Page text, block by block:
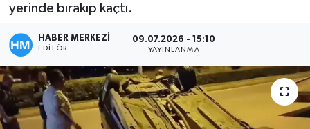
yerinde bırakıp kaçtı.
HABER MERKEZİ
EDITÖR
09.07.2026 - 15:10
YAYINLANMA